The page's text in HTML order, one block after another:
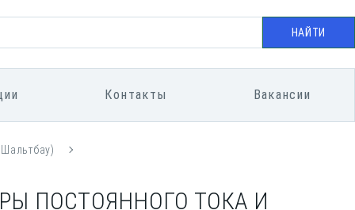
НАЙТИ
Контакты Вакансии
ПОСТОЯННОГО ТОКА И